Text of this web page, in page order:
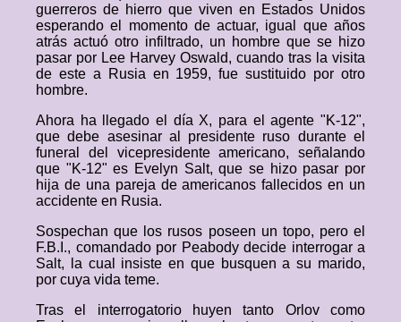
guerreros de hierro que viven en Estados Unidos
esperando el momento de actuar, igual que años
atrás actuó otro infiltrado, un hombre que se hizo
pasar por Lee Harvey Oswald, cuando tras la visita
de este a Rusia en 1959, fue sustituido por otro
hombre.
Ahora ha llegado el día X, para el agente "K-12",
que debe asesinar al presidente ruso durante el
funeral del vicepresidente americano, señalando
que "K-12" es Evelyn Salt, que se hizo pasar por
hija de una pareja de americanos fallecidos en un
accidente en Rusia.
Sospechan que los rusos poseen un topo, pero el
F.B.I., comandado por Peabody decide interrogar a
Salt, la cual insiste en que busquen a su marido,
por cuya vida teme.
Tras el interrogatorio huyen tanto Orlov como